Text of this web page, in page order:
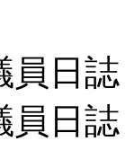
員日
員日